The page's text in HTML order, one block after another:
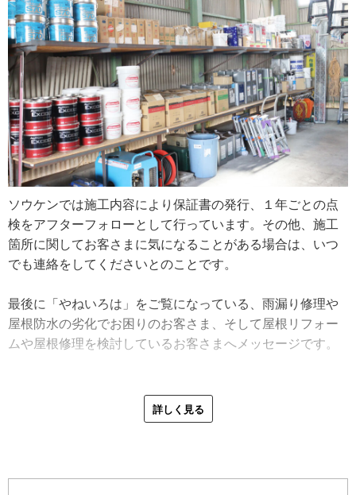
きる住宅の元請け仕事をたくさん引き受けていきたいです
ね」
えて、近隣住民の方への挨拶も欠かしません」
ソウケンは主に防水工事で頼りにされている工事店です。
そのため、雨漏り修理の依頼に対応することもあるそう。
長年の経験から大抵の雨漏り原因は現地調査で突き止めま
すが、目視点検でわからない場合はサーモグラフィーカメ
ラを用いて水の流れを確かめます。
「放水してサーモグラフィーカメラを使うと、水の流れが
わかりやすくなります。例えば、屋上の角から浸入してそ
こから離れた建物の中で漏れていると、漏れている箇所だ
けを見ても予想がつかないんですよ。そういう時にカメラ
が役に立ちますね」
の際には、シート防水と塗膜防水の両方の見積書を作成し
ています。工法によりメリットとデメリットがあるため、
違いを説明してお客さまに選択していただいているそうで
「シート防水の改修工事は、下地に直接穴を空ける工程で
ソウケンでは施工内容により保証書の発行、１年ごとの点
検をアフターフォローとして行っています。その他、施工
箇所に関してお客さまに気になることがある場合は、いつ
でも連絡をしてくださいとのことです。
最後に「やねいろは」をご覧になっている、雨漏り修理や
屋根防水の劣化でお困りのお客さま、そして屋根リフォー
ムや屋根修理を検討しているお客さまへメッセージです。
施工、何か不安があったら直接聞いていただければ嬉しい
です。防水は早めのメンテナンスがポイントで、そこを怠
水工事は勧めませんので、屋根メンテナンスに関してなら
詳しく見る